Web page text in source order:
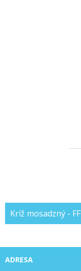
Kríž mosadzný -
ADRESA